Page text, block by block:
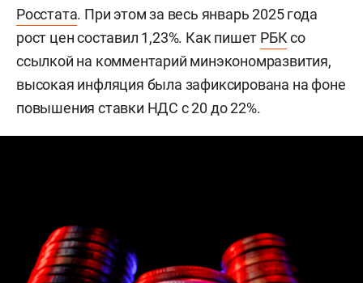
Росстата. При этом за весь январь 2025 года
рост цен составил 1,23%. Как пишет РБКсо
ссылкой на комментарий минэкономразвития,
высокая инфляция была зафиксирована на фоне
повышения ставки НДС с 20 до 22%.